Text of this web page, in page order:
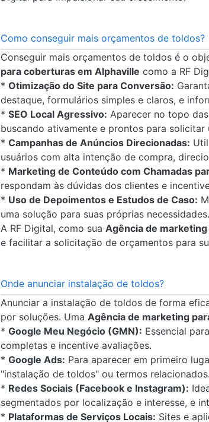
Como conseguir mais orçamentos de toldos?
Conseguir mais orçamentos de toldos é o
para coberturas em Alphaville como a RF
* Otimização do Site para Conversão:
destaque, formulários simples e claros, e
* SEO Local Agressivo: Aparecer no topo
buscando ativamente e prontos para solicitar
* Campanhas de Anúncios Direcionadas:
usuários com alta intenção de compra,
* Marketing de Conteúdo com Chamadas
respondam às dúvidas dos clientes e
* Uso de Depoimentos e Estudos de Caso:
uma solução para suas próprias necessidades.
A RF Digital, como sua Agência de
e facilitar a solicitação de orçamentos para
Onde anunciar instalação de toldos?
Anunciar a instalação de toldos de forma
por soluções. Uma Agência de marketing
* Google Meu Negócio (GMN): Essencial
completas e incentive avaliações.
* Google Ads: Para aparecer em primeiro
"instalação de toldos" ou termos relacionados.
* Redes Sociais (Facebook e Instagram):
segmentados por localização e interesse, e
* Plataformas de Serviços Locais: Sites e